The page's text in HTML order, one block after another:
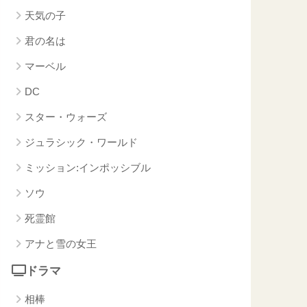
天気の子
君の名は
マーベル
DC
スター・ウォーズ
ジュラシック・ワールド
ミッション:インポッシブル
ソウ
死霊館
アナと雪の女王
ドラマ
相棒